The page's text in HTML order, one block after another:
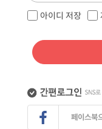
아이디 저장
페이스북